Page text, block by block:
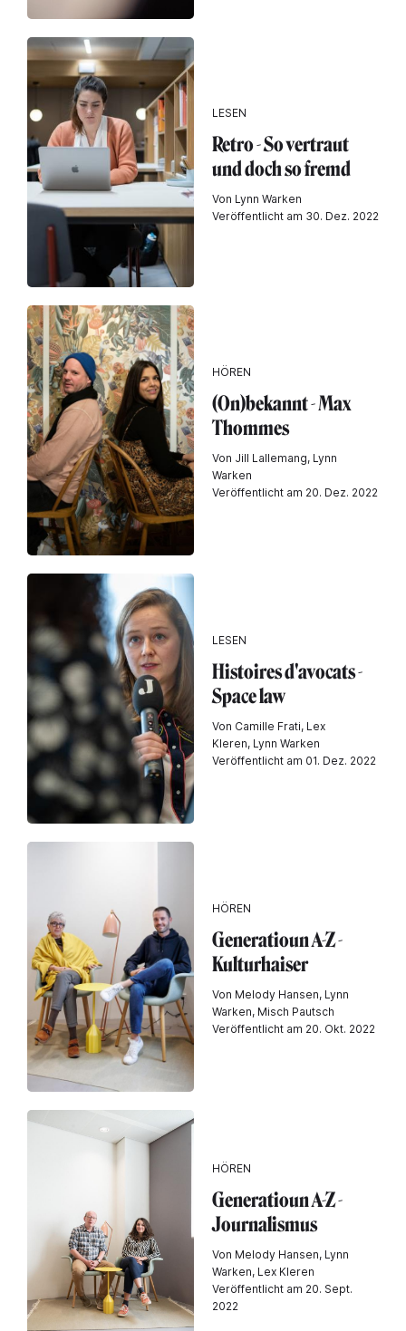
LESEN
Retro - So vertraut
und doch so fremd
Von Lynn Warken
Veröffentlicht am 30. Dez. 2022
HÖREN
(On)bekannt - Max
Thommes
Von Jill Lallemang, Lynn
Warken
Veröffentlicht am 20. Dez. 2022
LESEN
Histoires d'avocats -
Space law
Von Camille Frati, Lex
Kleren, Lynn Warken
Veröffentlicht am 01. Dez. 2022
HÖREN
Generatioun A-Z -
Kulturhaiser
Von Melody Hansen, Lynn
Warken, Misch Pautsch
Veröffentlicht am 20. Okt. 2022
HÖREN
Generatioun A-Z -
Journalismus
Von Melody Hansen, Lynn
Warken, Lex Kleren
Veröffentlicht am 20. Sept.
2022